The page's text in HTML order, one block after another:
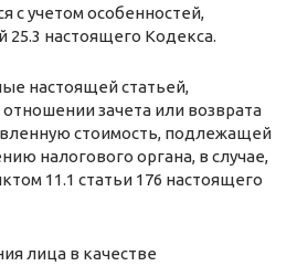
с учетом особенностей,
25.3 настоящего Кодекса.
настоящей статьей,
зачета или возврата
стоимость, подлежащей
налогового органа, в случае,
11.1 статьи 176 настоящего
лица в качестве